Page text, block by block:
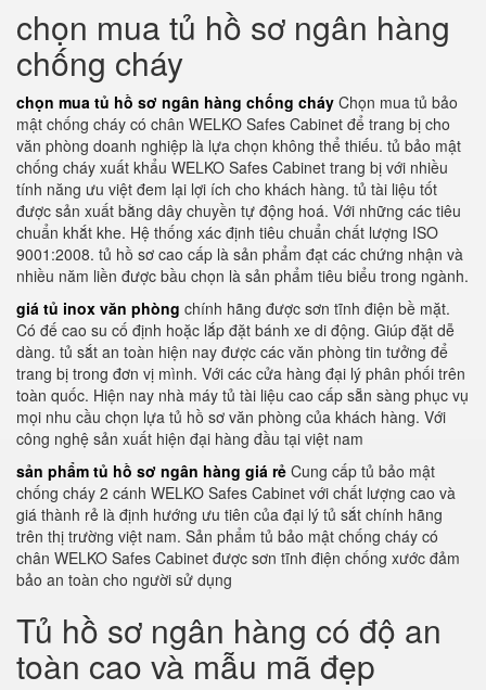
chọn mua tủ hồ sơ ngân hàng
chống cháy
chọn mua tủ hồ sơ ngân hàng chống cháy Chọn mua tủ bảo
mật chống cháy có chân WELKO Safes Cabinet để trang bị cho
văn phòng doanh nghiệp là lựa chọn không thể thiếu. tủ bảo mật
chống cháy xuất khẩu WELKO Safes Cabinet trang bị với nhiều
tính năng ưu việt đem lại lợi ích cho khách hàng. tủ tài liệu tốt
được sản xuất bằng dây chuyền tự động hoá. Với những các tiêu
chuẩn khắt khe. Hệ thống xác định tiêu chuẩn chất lượng ISO
9001:2008. tủ hồ sơ cao cấp là sản phẩm đạt các chứng nhận và
nhiều năm liền được bầu chọn là sản phẩm tiêu biểu trong ngành.
giá tủ inox văn phòng chính hãng được sơn tĩnh điện bề mặt.
Có đế cao su cố định hoặc lắp đặt bánh xe di động. Giúp đặt dễ
dàng. tủ sắt an toàn hiện nay được các văn phòng tin tưởng để
trang bị trong đơn vị mình. Với các cửa hàng đại lý phân phối trên
toàn quốc. Hiện nay nhà máy tủ tài liệu cao cấp sẵn sàng phục vụ
mọi nhu cầu chọn lựa tủ hồ sơ văn phòng của khách hàng. Với
công nghệ sản xuất hiện đại hàng đầu tại việt nam
sản phẩm tủ hồ sơ ngân hàng giá rẻ Cung cấp tủ bảo mật
chống cháy 2 cánh WELKO Safes Cabinet với chất lượng cao và
giá thành rẻ là định hướng ưu tiên của đại lý tủ sắt chính hãng
trên thị trường việt nam. Sản phẩm tủ bảo mật chống cháy có
chân WELKO Safes Cabinet được sơn tĩnh điện chống xước đảm
bảo an toàn cho người sử dụng
Tủ hồ sơ ngân hàng có độ an
toàn cao và mẫu mã đẹp